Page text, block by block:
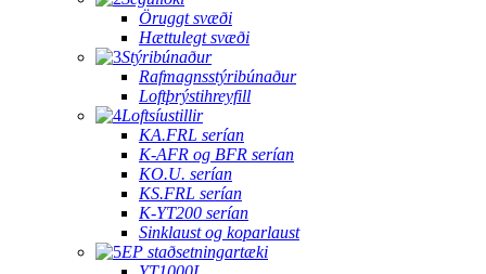
Öruggt svæði
Hættulegt svæði
Stýribúnaður
Rafmagnsstýribúnaður
Loftþrýstihreyfill
Loftsíustillir
KA.FRL serían
K-AFR og BFR serían
KO.U. serían
KS.FRL serían
K-YT200 serían
Sinklaust og koparlaust
EP staðsetningartæki